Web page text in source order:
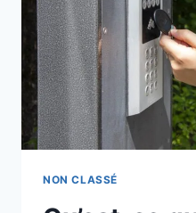
NON CLASSÉ